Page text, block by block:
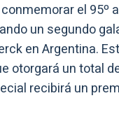
el 95º
un segundo
en Argentina.
otorgará un total
recibirá un